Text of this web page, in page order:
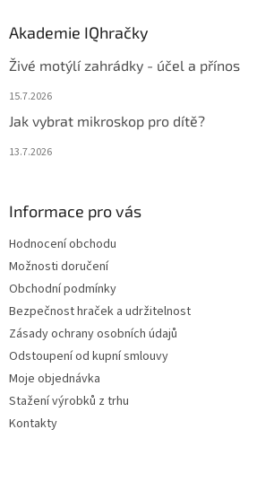
Akademie IQhračky
Živé motýlí zahrádky - účel a přínos
15.7.2026
Jak vybrat mikroskop pro dítě?
13.7.2026
Informace pro vás
Hodnocení obchodu
Možnosti doručení
Obchodní podmínky
Bezpečnost hraček a udržitelnost
Zásady ochrany osobních údajů
Odstoupení od kupní smlouvy
Moje objednávka
Stažení výrobků z trhu
Kontakty